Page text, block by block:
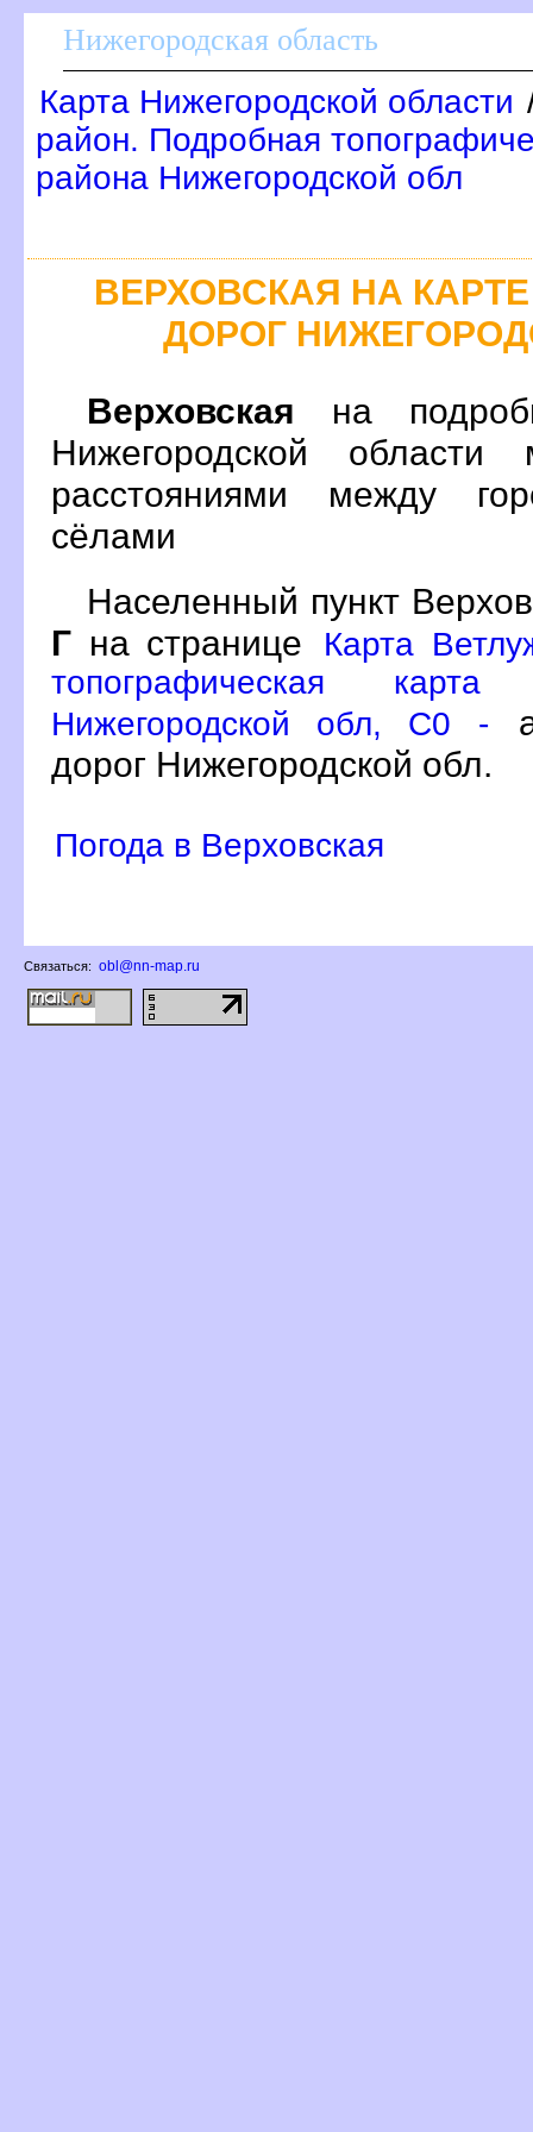
Нижегородская область
Карта Нижегородской области
район. Подробная
района Нижегородской обл
ЕРХОВСКАЯ НА
ДОРОГ
ерховская на
Нижегородской
расстояниями между
сёлами
Населенный пункт
Г на странице
Карта
топографическая карта
Нижегородской обл, C0 -
дорог Нижегородской обл.
Погода в Верховская
Связаться: obl@nn-map.ru